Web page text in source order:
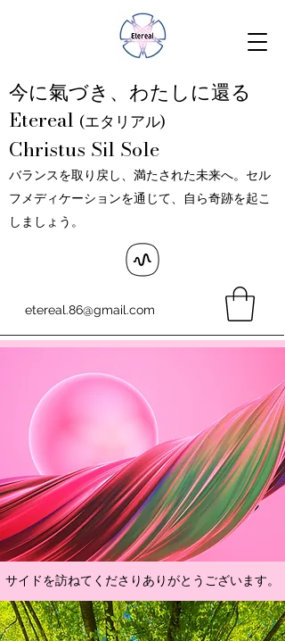
今に氣づき、わたしに還る
Etereal (エタリアル)
Christus Sil Sole
バランスを取り戻し、満たされた未来へ。セル
フメディケーションを通じて、自ら奇跡を起こ
しましょう。
etereal.86@gmail.com
サイドを訪ねてくださりありがとうございます。